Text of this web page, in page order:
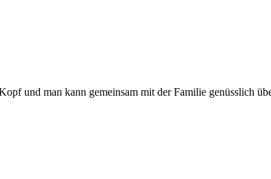
und man kann gemeinsam mit der Familie genüsslich